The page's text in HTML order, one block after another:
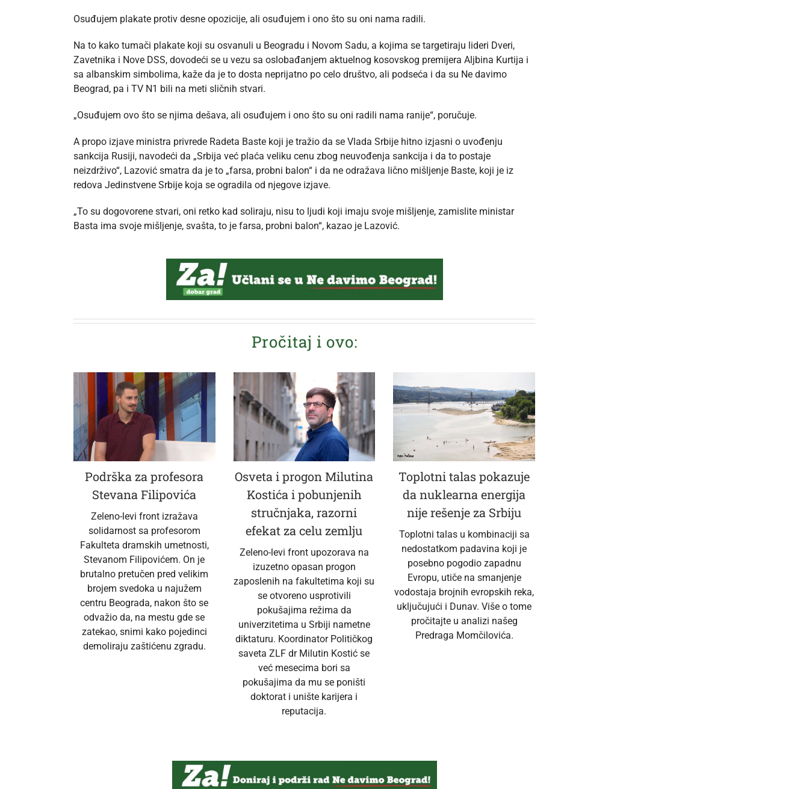
Osuđujem plakate protiv desne opozicije, ali osuđujem i ono što su oni nama radili.
Na to kako tumači plakate koji su osvanuli u Beogradu i Novom Sadu, a kojima se targetiraju lideri Dveri,
Zavetnika i Nove DSS, dovodeći se u vezu sa oslobađanjem aktuelnog kosovskog premijera Aljbina Kurtija i
sa albanskim simbolima, kaže da je to dosta neprijatno po celo društvo, ali podseća i da su Ne davimo
Beograd, pa i TV N1 bili na meti sličnih stvari.
„Osuđujem ovo što se njima dešava, ali osuđujem i ono što su oni radili nama ranije“, poručuje.
A propo izjave ministra privrede Radeta Baste koji je tražio da se Vlada Srbije hitno izjasni o uvođenju
sankcija Rusiji, navodeći da „Srbija već plaća veliku cenu zbog neuvođenja sankcija i da to postaje
neizdrživo“, Lazović smatra da je to „farsa, probni balon“ i da ne odražava lično mišljenje Baste, koji je iz
redova Jedinstvene Srbije koja se ogradila od njegove izjave.
„To su dogovorene stvari, oni retko kad soliraju, nisu to ljudi koji imaju svoje mišljenje, zamislite ministar
Basta ima svoje mišljenje, svašta, to je farsa, probni balon“, kazao je Lazović.
Pročitaj i ovo:
Podrška za profesora
Stevana Filipovića
Zeleno-levi front izražava
solidarnost sa profesorom
Fakulteta dramskih umetnosti,
Stevanom Filipovićem. On je
brutalno pretučen pred velikim
brojem svedoka u najužem
centru Beograda, nakon što se
odvažio da, na mestu gde se
zatekao, snimi kako pojedinci
demoliraju zaštićenu zgradu.
Osveta i progon Milutina
Kostića i pobunjenih
stručnjaka, razorni
efekat za celu zemlju
Zeleno-levi front upozorava na
izuzetno opasan progon
zaposlenih na fakultetima koji su
se otvoreno usprotivili
pokušajima režima da
univerzitetima u Srbiji nametne
diktaturu. Koordinator Političkog
saveta ZLF dr Milutin Kostić se
već mesecima bori sa
pokušajima da mu se poništi
doktorat i unište karijera i
reputacija.
Toplotni talas pokazuje
da nuklearna energija
nije rešenje za Srbiju
Toplotni talas u kombinaciji sa
nedostatkom padavina koji je
posebno pogodio zapadnu
Evropu, utiče na smanjenje
vodostaja brojnih evropskih reka,
uključujući i Dunav. Više o tome
pročitajte u analizi našeg
Predraga Momčilovića.